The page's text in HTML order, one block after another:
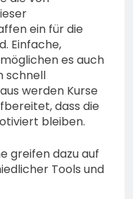
ein für die
Einfache,
es auch
schnell
werden Kurse
dass die
bleiben.
greifen dazu auf
Tools und